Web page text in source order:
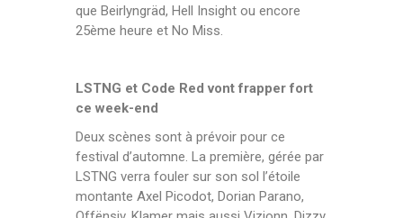
que Beirlyngräd, Hell Insight ou encore
25ème heure et No Miss.
LSTNG et Code Red vont frapper fort
ce week-end
Deux scènes sont à prévoir pour ce
festival d’automne. La première, gérée par
LSTNG verra fouler sur son sol l’étoile
montante Axel Picodot, Dorian Parano,